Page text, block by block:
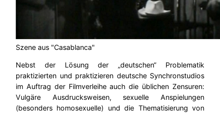
Szene aus "Casablanca"
Nebst der Lösung der „deutschen“ Problematik
praktizierten und praktizieren deutsche Synchronstudios
im Auftrag der Filmverleihe auch die üblichen Zensuren:
Vulgäre Ausdrucksweisen, sexuelle Anspielungen
(besonders homosexuelle) und die Thematisierung von